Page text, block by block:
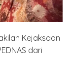
Kejaksaan
dari